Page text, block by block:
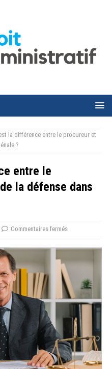
la différence entre le procureur et
?
entre le
la défense dans
Commentaires fermés